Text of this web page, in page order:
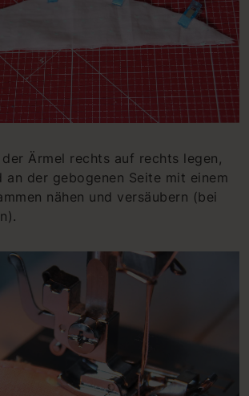
Ärmel rechts auf rechts legen,
an der gebogenen Seite mit einem
nähen und versäubern (bei